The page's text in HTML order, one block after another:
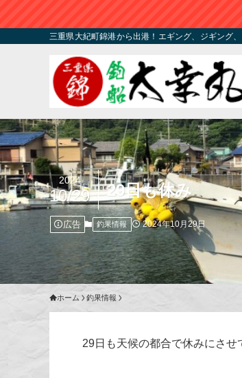
三重県大紀町錦港から出港！エギング、ジギング
29日も休み
2024
10/29
広告 釣果情報 2024年10月29日
ホーム 釣果情報
29日も天候の都合で休みにさせ